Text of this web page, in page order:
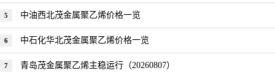
5 中油西北茂金属聚乙烯价格一览
6 中石化华北茂金属聚乙烯价格一览
7 青岛茂金属聚乙烯主稳运行（20260807）